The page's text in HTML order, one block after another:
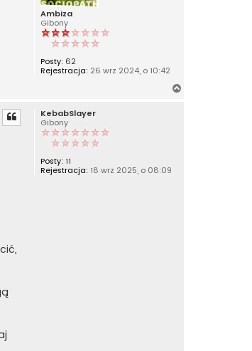
Ambiza
Gibony
Posty: 62
Rejestracja: 26 wrz 2024, o 10:42
KebabSlayer
Gibony
Posty: 11
Rejestracja: 18 wrz 2025, o 08:09